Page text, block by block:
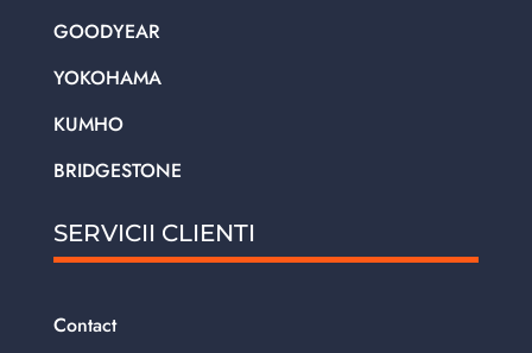
GOODYEAR
YOKOHAMA
KUMHO
BRIDGESTONE
SERVICII CLIENTI
Contact